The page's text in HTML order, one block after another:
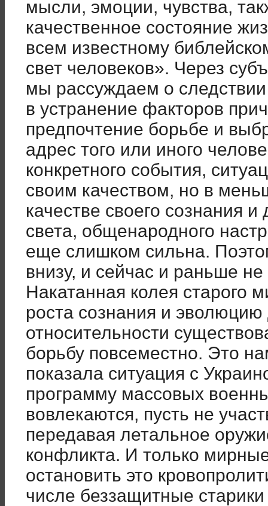
мысли, эмоции, чувства,
качественное состояние
всем известному
свет человеков». Через
мы рассуждаем о
в устранение факторов
предпочтение борьбе и
адрес того или иного
конкретного события,
своим качеством, но в
качестве своего сознания и
света, общенародного
еще слишком сильна.
внизу, и сейчас и раньше
Накатанная колея старого
роста сознания и эволюцию
относительности
борьбу повсеместно. Это
показала ситуация с
программу массовых
вовлекаются, пусть не
передавая летальное
конфликта. И только
остановить это
числе беззащитные